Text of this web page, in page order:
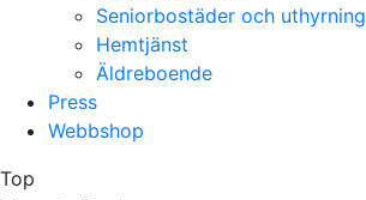
Seniorbostäder och uthyrning
Hemtjänst
Äldreboende
Press
Webbshop
Top